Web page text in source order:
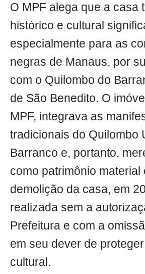
O MPF alega que a casa
histórico e cultural
especialmente para as
negras de Manaus, por
com o Quilombo do
de São Benedito. O
MPF, integrava as
tradicionais do Quilombo
Barranco e, portanto,
como patrimônio material
demolição da casa, em
realizada sem a
Prefeitura e com a
em seu dever de
cultural.